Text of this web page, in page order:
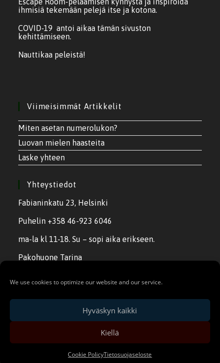
We use cookies to optimize our website and our service.
Hyväskyn kaikki
Kiellä
Cookie PolicyTietosuojaseloste
ihmisiä tekemään pelejä itse ja kotona.
COVID-19 antoi aikaa tämän sivuston
kehittämiseen.
Nauttikaa peleistä!
Viimeisimmät Artikkelit
Miten asetan numerolukon?
Luovan mielen haasteita
Laske yhteen
Yhteystiedot
Fabianinkatu 23, Helsinki
Puhelin +358 46-923 6046
ma-la kl 11-18. Su – sopi aika erikseen.
Pakohuone Tarina
Copyright 2020 - Escape Room Helsinki